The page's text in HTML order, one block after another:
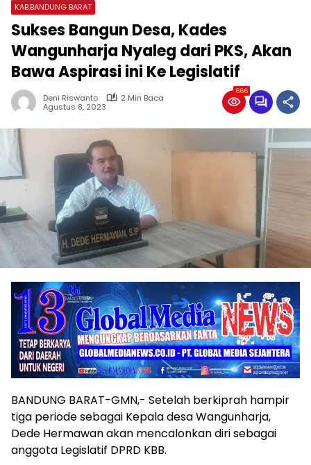
KAB.BANDUNG BARAT
Sukses Bangun Desa, Kades
Wangunharja Nyaleg dari PKS, Akan
Bawa Aspirasi ini Ke Legislatif
Deni Riswanto
2 Min Baca
Agustus 8, 2023
666
BANDUNG BARAT-GMN,- Setelah berkiprah hampir
tiga periode sebagai Kepala desa Wangunharja,
Dede Hermawan akan mencalonkan diri sebagai
anggota Legislatif DPRD KBB.